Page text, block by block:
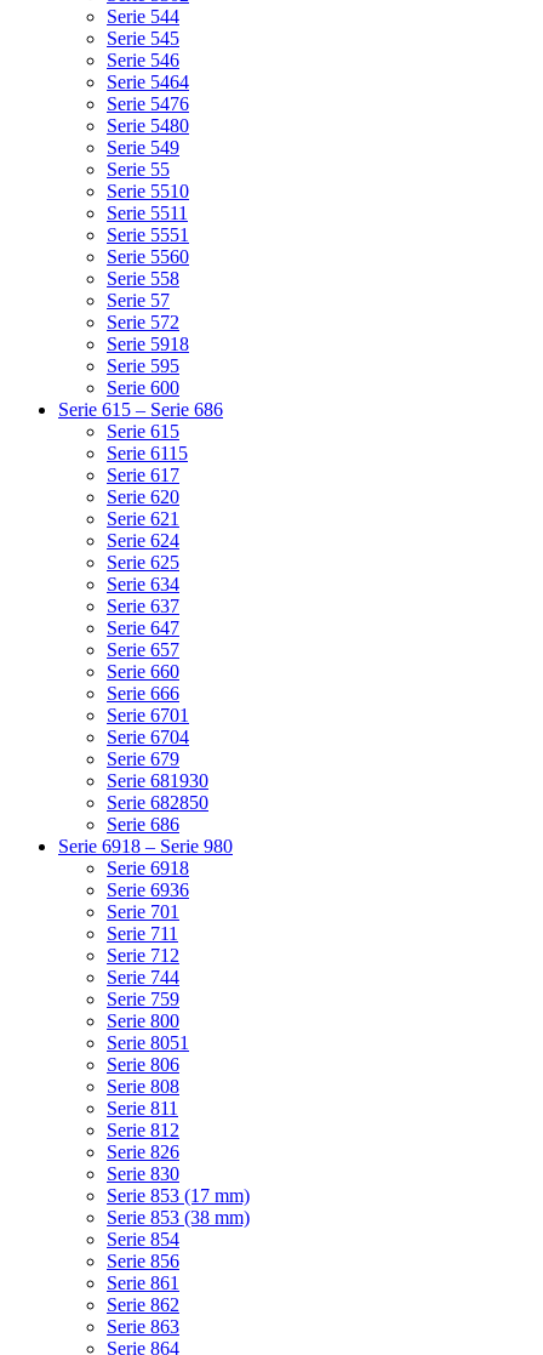
Serie 544
Serie 545
Serie 546
Serie 5464
Serie 5476
Serie 5480
Serie 549
Serie 55
Serie 5510
Serie 5511
Serie 5551
Serie 5560
Serie 558
Serie 57
Serie 572
Serie 5918
Serie 595
Serie 600
Serie 615 – Serie 686
Serie 615
Serie 6115
Serie 617
Serie 620
Serie 621
Serie 624
Serie 625
Serie 634
Serie 637
Serie 647
Serie 657
Serie 660
Serie 666
Serie 6701
Serie 6704
Serie 679
Serie 681930
Serie 682850
Serie 686
Serie 6918 – Serie 980
Serie 6918
Serie 6936
Serie 701
Serie 711
Serie 712
Serie 744
Serie 759
Serie 800
Serie 8051
Serie 806
Serie 808
Serie 811
Serie 812
Serie 826
Serie 830
Serie 853 (17 mm)
Serie 853 (38 mm)
Serie 854
Serie 856
Serie 861
Serie 862
Serie 863
Serie 864